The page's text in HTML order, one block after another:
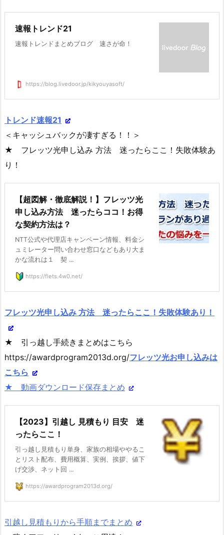
速報トレンド21
速報トレンドまとめブログ 速さが命！
https://blog.livedoor.jp/kikyouyasoft/
トレンド速報21
＜キャッシュバックが凄すぎる！！＞
★ フレッツ光申し込み 方法 迷ったらここ！失敗体験あ
り！
【超図解・徹底解説！】フレッツ光
申し込み方法 迷ったらココ！お得
な契約方法は？
NTT公式や代理店キャンペーン情報、料金シ
ュミレーター問い合わせ窓口などもあり大ま
かな流れは１ 契 ...
https://flets.4w0.net/
フレッツ光申し込み 方法 迷ったらここ！失敗体験あり！
★ 引っ越し手続きまとめはこちら
https://awardprogram2013d.org/フレッツ光お申し込みは
こちら
★ 動画ダウンロード保存まとめ
【2023】引越し 見積もり 目安 迷
ったらここ！
引っ越し見積もり単身、家族の相場ややるこ
とリスト配布、費用概算、実例、挨拶、値下
げ交渉、ネット回 ...
https://awardprogram2013d.org/
引越し見積もりから手順までまとめ